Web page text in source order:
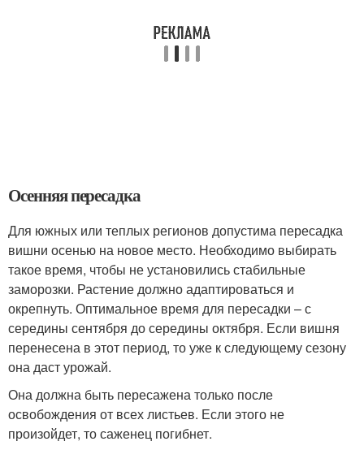
Осенняя пересадка
Для южных или теплых регионов допустима пересадка
вишни осенью на новое место. Необходимо выбирать
такое время, чтобы не установились стабильные
заморозки. Растение должно адаптироваться и
окрепнуть. Оптимальное время для пересадки – с
середины сентября до середины октября. Если вишня
перенесена в этот период, то уже к следующему сезону
она даст урожай.
Она должна быть пересажена только после
освобождения от всех листьев. Если этого не
произойдет, то саженец погибнет.